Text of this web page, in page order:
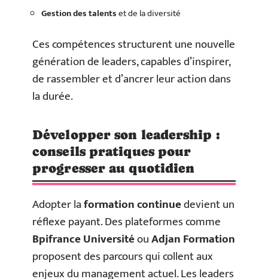
Gestion des talentset de la diversité
Ces compétences structurent une nouvelle
génération de leaders, capables d’inspirer,
de rassembler et d’ancrer leur action dans
la durée.
Développer son leadership :
conseils pratiques pour
progresser au quotidien
Adopter laformation continuedevient un
réflexe payant. Des plateformes comme
Bpifrance UniversitéouAdjan Formation
proposent des parcours qui collent aux
enjeux du management actuel. Les leaders